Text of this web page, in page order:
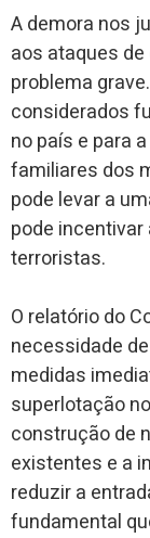
A demora nos
aos ataques
problema
considerados
no país e para
familiares dos
pode levar a
pode
terroristas.
O relatório do
necessidade
medidas
superlotação
construção de
existentes e a
reduzir a
fundamental